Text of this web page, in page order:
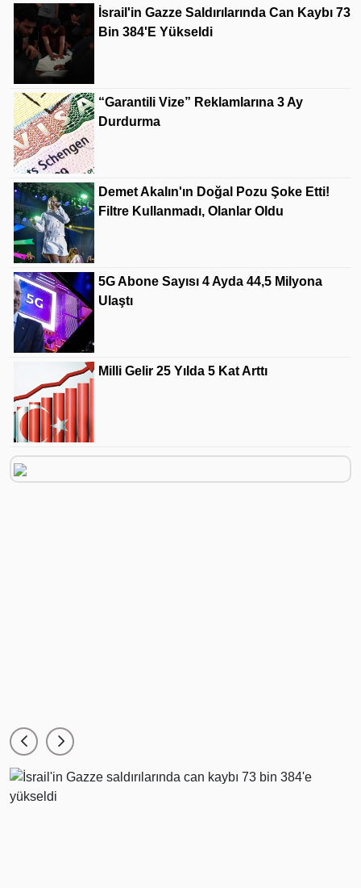
İsrail'in Gazze Saldırılarında Can Kaybı 73
Bin 384'e Yükseldi
“Garantili Vize” Reklamlarına 3 Ay
Durdurma
Demet Akalın'ın Doğal Pozu Şoke Etti!
Filtre Kullanmadı, Olanlar Oldu
5G Abone Sayısı 4 Ayda 44,5 Milyona
Ulaştı
Milli Gelir 25 Yılda 5 Kat Arttı